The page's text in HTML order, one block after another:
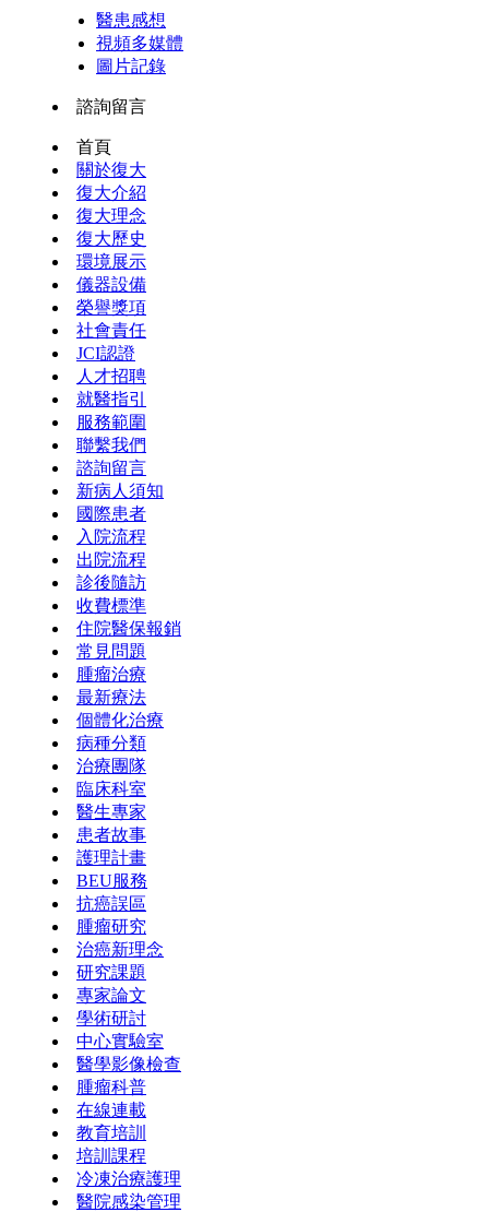
醫患感想
視頻多媒體
圖片記錄
諮詢留言
首頁
關於復大
復大介紹
復大理念
復大歷史
環境展示
儀器設備
榮譽獎項
社會責任
JCI認證
人才招聘
就醫指引
服務範圍
聯繫我們
諮詢留言
新病人須知
國際患者
入院流程
出院流程
診後隨訪
收費標準
住院醫保報銷
常見問題
腫瘤治療
最新療法
個體化治療
病種分類
治療團隊
臨床科室
醫生專家
患者故事
護理計畫
BEU服務
抗癌誤區
腫瘤研究
治癌新理念
研究課題
專家論文
學術研討
中心實驗室
醫學影像檢查
腫瘤科普
在線連載
教育培訓
培訓課程
冷凍治療護理
醫院感染管理